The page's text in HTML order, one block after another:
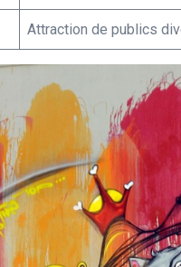
Attraction de publics